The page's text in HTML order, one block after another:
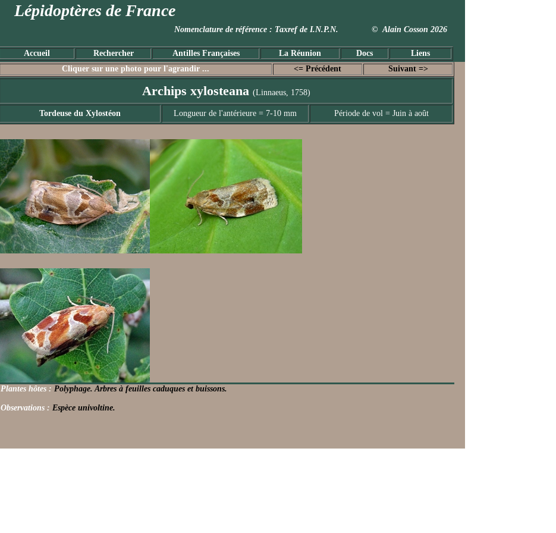
Lépidoptères de France
Nomenclature de référence : Taxref de I.N.P.N. © Alain Cosson 2026
Accueil Rechercher Antilles Françaises La Réunion Docs Liens
Cliquer sur une photo pour l'agrandir ... <= Précédent Suivant =>
Archips xylosteana (Linnaeus, 1758)
Tordeuse du Xylostéon Longueur de l'antérieure = 7-10 mm Période de vol = Juin à août
Plantes hôtes : Polyphage. Arbres à feuilles caduques et buissons.
Observations : Espèce univoltine.